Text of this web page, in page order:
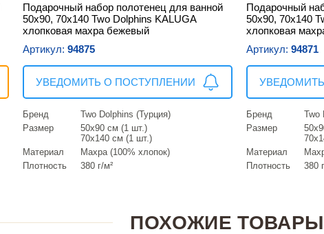
Подарочный набор полотенец для ванной
50х90, 70х140 Two Dolphins KALUGA
хлопковая махра бежевый
Артикул: 94875
УВЕДОМИТЬ О ПОСТУПЛЕНИИ
Бренд
Two Dolphins (Турция)
Размер
50х90 см (1 шт.)
70х140 см (1 шт.)
Материал
Махра (100% хлопок)
Плотность
380 г/м²
Подарочный
50х90, 70х140
хлопковая
Артикул: 94871
Бренд
Two
Размер
Материал
Плотность
380
ПОХОЖИЕ ТОВАРЫ